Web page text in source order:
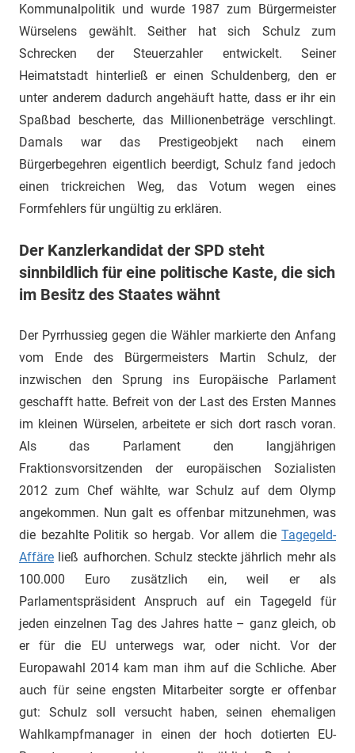
Kommunalpolitik und wurde 1987 zum Bürgermeister
Würselens gewählt. Seither hat sich Schulz zum
Schrecken der Steuerzahler entwickelt. Seiner
Heimatstadt hinterließ er einen Schuldenberg, den er
unter anderem dadurch angehäuft hatte, dass er ihr ein
Spaßbad bescherte, das Millionenbeträge verschlingt.
Damals war das Prestigeobjekt nach einem
Bürgerbegehren eigentlich beerdigt, Schulz fand jedoch
einen trickreichen Weg, das Votum wegen eines
Formfehlers für ungültig zu erklären.
Der Kanzlerkandidat der SPD steht
sinnbildlich für eine politische Kaste, die sich
im Besitz des Staates wähnt
Der Pyrrhussieg gegen die Wähler markierte den Anfang
vom Ende des Bürgermeisters Martin Schulz, der
inzwischen den Sprung ins Europäische Parlament
geschafft hatte. Befreit von der Last des Ersten Mannes
im kleinen Würselen, arbeitete er sich dort rasch voran.
Als das Parlament den langjährigen
Fraktionsvorsitzenden der europäischen Sozialisten
2012 zum Chef wählte, war Schulz auf dem Olymp
angekommen. Nun galt es offenbar mitzunehmen, was
die bezahlte Politik so hergab. Vor allem die Tagegeld-
Affäre ließ aufhorchen. Schulz steckte jährlich mehr als
100.000 Euro zusätzlich ein, weil er als
Parlamentspräsident Anspruch auf ein Tagegeld für
jeden einzelnen Tag des Jahres hatte – ganz gleich, ob
er für die EU unterwegs war, oder nicht. Vor der
Europawahl 2014 kam man ihm auf die Schliche. Aber
auch für seine engsten Mitarbeiter sorgte er offenbar
gut: Schulz soll versucht haben, seinen ehemaligen
Wahlkampfmanager in einen der hoch dotierten EU-